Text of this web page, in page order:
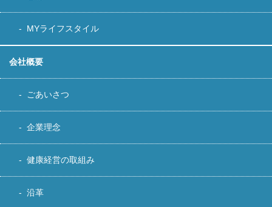
MYライフスタイル
会社概要
ごあいさつ
企業理念
健康経営の取組み
沿革